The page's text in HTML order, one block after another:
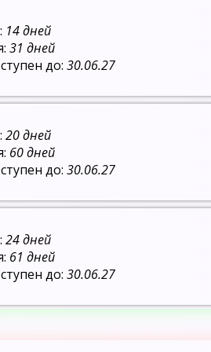
14 дней
31 дней
до: 30.06.27
20 дней
60 дней
до: 30.06.27
24 дней
61 дней
до: 30.06.27